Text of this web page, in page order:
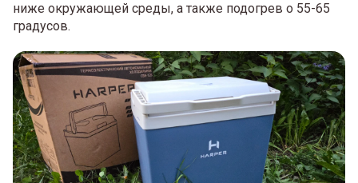
ниже окружающей среды, а также подогрев о 55-65
градусов.